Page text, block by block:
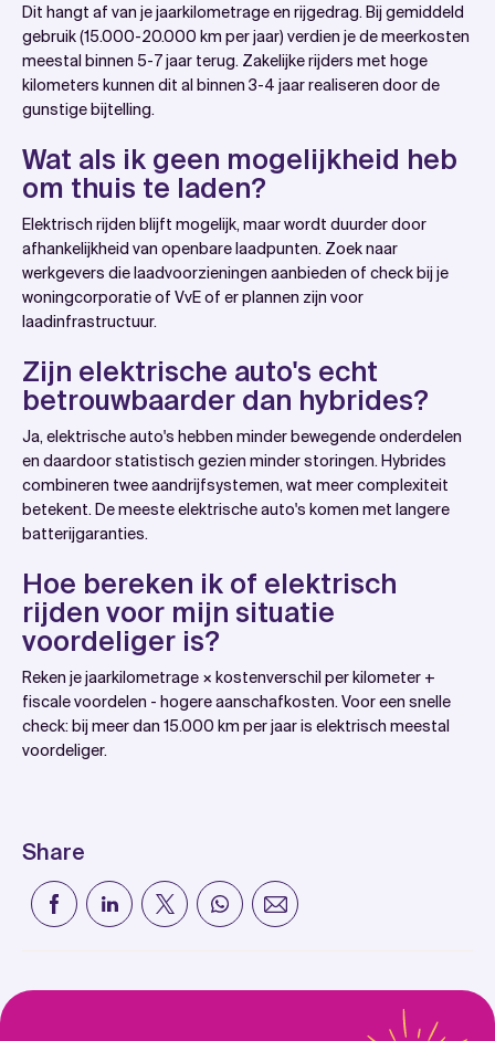
Dit hangt af van je jaarkilometrage en rijgedrag. Bij gemiddeld
gebruik (15.000-20.000 km per jaar) verdien je de meerkosten
meestal binnen 5-7 jaar terug. Zakelijke rijders met hoge
kilometers kunnen dit al binnen 3-4 jaar realiseren door de
gunstige bijtelling.
Wat als ik geen mogelijkheid heb
om thuis te laden?
Elektrisch rijden blijft mogelijk, maar wordt duurder door
afhankelijkheid van openbare laadpunten. Zoek naar
werkgevers die laadvoorzieningen aanbieden of check bij je
woningcorporatie of VvE of er plannen zijn voor
laadinfrastructuur.
Zijn elektrische auto's echt
betrouwbaarder dan hybrides?
Ja, elektrische auto's hebben minder bewegende onderdelen
en daardoor statistisch gezien minder storingen. Hybrides
combineren twee aandrijfsystemen, wat meer complexiteit
betekent. De meeste elektrische auto's komen met langere
batterijgaranties.
Hoe bereken ik of elektrisch
rijden voor mijn situatie
voordeliger is?
Reken je jaarkilometrage × kostenverschil per kilometer +
fiscale voordelen - hogere aanschafkosten. Voor een snelle
check: bij meer dan 15.000 km per jaar is elektrisch meestal
voordeliger.
Share